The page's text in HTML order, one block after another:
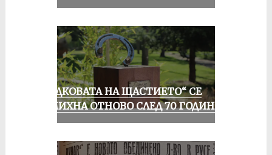
„ПОДКОВАТА НА ЩАСТИЕТО“ СЕ
УСМИХНА ОТНОВО СЛЕД 70 ГОДИНИ